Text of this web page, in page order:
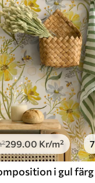
299.00 Kr/m² 7
i gul färg